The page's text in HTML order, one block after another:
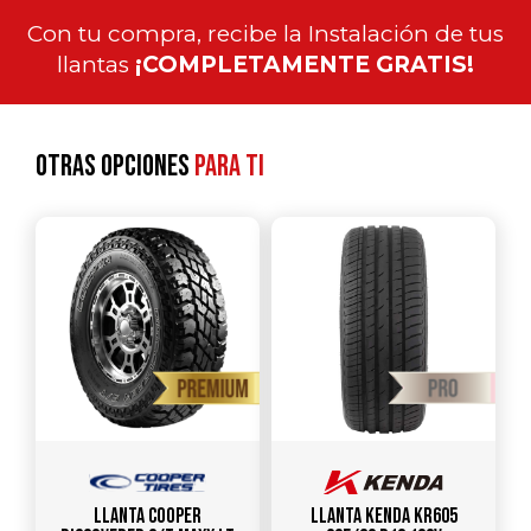
Con tu compra, recibe la Instalación de tus
llantas ¡COMPLETAMENTE GRATIS!
Otras opcionespara ti
Llanta COOPER
Llanta KENDA KR605